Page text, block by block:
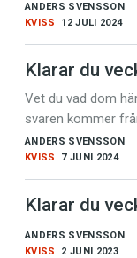
12 JULI 2024
KVISS
ANDERS SVENSSON
Klarar du
7 JUNI 2024
KVISS
ANDERS SVENSSON
Vet du vad dom
svaren kommer
Klarar du
2 JUNI 2023
KVISS
ANDERS SVENSSON